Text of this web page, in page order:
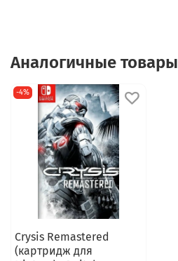
Аналогичные товары
-4%
Crysis Remastered
(картридж для